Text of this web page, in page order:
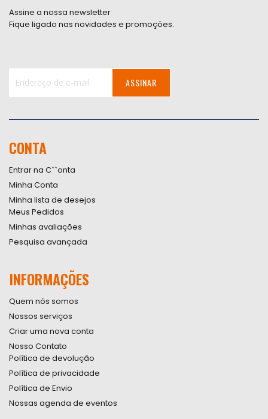
Assine a nossa newsletter
Fique ligado nas novidades e promoções.
Newsletter:
ASSINAR
CONTA
Entrar na C``onta
Minha Conta
Minha lista de desejos
Meus Pedidos
Minhas avaliações
Pesquisa avançada
INFORMAÇÕES
Quem nós somos
Nossos serviços
Criar uma nova conta
Nosso Contato
Política de devolução
Política de privacidade
Política de Envio
Nossas agenda de eventos